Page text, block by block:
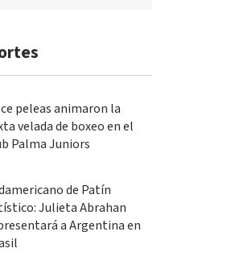
peleas animaron la
velada de boxeo en el
Palma Juniors
de Patín
Julieta Abrahan
a Argentina en